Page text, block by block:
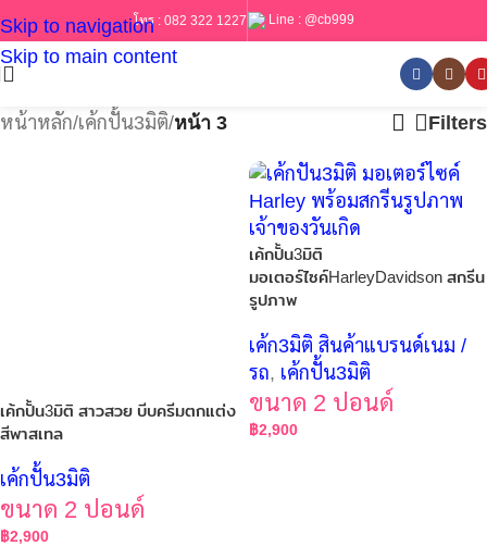
Skip to navigation
Skip to main content
โทร : 082 322 1227 Line : @cb999
หน้าหลัก/เค้กปั้น3มิติ/หน้า 3 Filters
เค้กปั้น3มิติ สาวสวย บีบครีมตกแต่ง
สีพาสเทล
เค้กปั้น3มิติ
ขนาด 2 ปอนด์
฿2,900
เค้กปั้น3มิติ
มอเตอร์ไซค์HarleyDavidson สกรีน
รูปภาพ
เค้ก3มิติ สินค้าแบรนด์เนม /
รถ, เค้กปั้น3มิติ
ขนาด 2 ปอนด์
฿2,900